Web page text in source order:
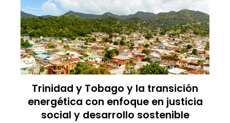
Trinidad y Tobago y la transición
energética con enfoque en justicia
social y desarrollo sostenible